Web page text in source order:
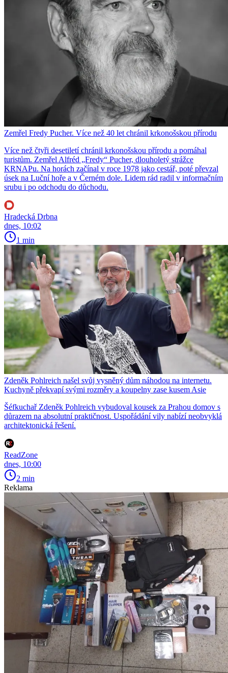
Zemřel Fredy Pucher. Více než 40 let chránil krkonošskou přírodu
Více než čtyři desetiletí chránil krkonošskou přírodu a pomáhal
turistům. Zemřel Alfréd „Fredy“ Pucher, dlouholetý strážce
KRNAPu. Na horách začínal v roce 1978 jako cestář, poté převzal
úsek na Luční hoře a v Černém dole. Lidem rád radil v informačním
srubu i po odchodu do důchodu.
Hradecká Drbna
dnes, 10:02
1 min
Zdeněk Pohlreich našel svůj vysněný dům náhodou na internetu.
Kuchyně překvapí svými rozměry a koupelny zase kusem Asie
Šéfkuchař Zdeněk Pohlreich vybudoval kousek za Prahou domov s
důrazem na absolutní praktičnost. Uspořádání vily nabízí neobvyklá
architektonická řešení.
ReadZone
dnes, 10:00
2 min
Reklama